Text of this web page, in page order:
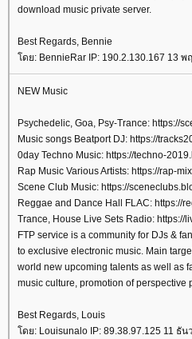
download music private server.
Best Regards, Bennie
ดย: BennieRar IP: 190.2.130.167 13 พ
NEW Music
Psychedelic, Goa, Psy-Trance: https://
Music songs Beatport DJ: https://
0day Techno Music: https://techno-
Rap Music Various Artists: https://rap-
Scene Club Music: https://
Reggae and Dance Hall FLAC: https://
Trance, House Live Sets Radio: https://
FTP service is a community for DJs &
to exclusive electronic music. Main
world new upcoming talents as well as
music culture, promotion of perspective
Best Regards, Louis
ดย: Louisunalo IP: 89.38.97.125 11 ธัน